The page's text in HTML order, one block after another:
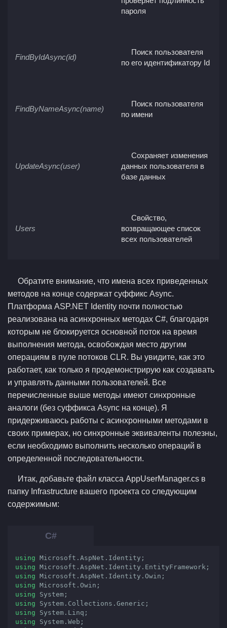
пароля
FindByIdAsync(id)
Поиск пользователя
по его идентификатору Id
FindByNameAsync(name)
Поиск пользователя
по имени
UpdateAsync(user)
Сохраняет изменения
данных пользователя в
базе данных
Users
Свойство,
возвращающее список
всех пользователей
Обратите внимание, что имена всех приведенных
методов на конце содержат суффикс Async.
Платформа ASP.NET Identity почти полностью
реализована на асинхронных методах C#, благодаря
которым не блокируется основной поток на время
выполнения метода, освобождая место другим
операциям в пуле потоков CLR. Вы увидите, как это
работает, как только я продемонстрирую как создавать
и управлять данными пользователей. Все
перечисленные выше методы имеют синхронные
аналоги (без суффикса Async на конце). Я
придерживаюсь работы с асинхронными методами в
своих примерах, но синхронные эквиваленты полезны,
если необходимо выполнить несколько операций в
определенной последовательности.
Итак, добавьте файл класса AppUserManager.cs в
папку Infrastructure вашего проекта со следующим
содержимым:
using
using
using
using
using
using
using
using